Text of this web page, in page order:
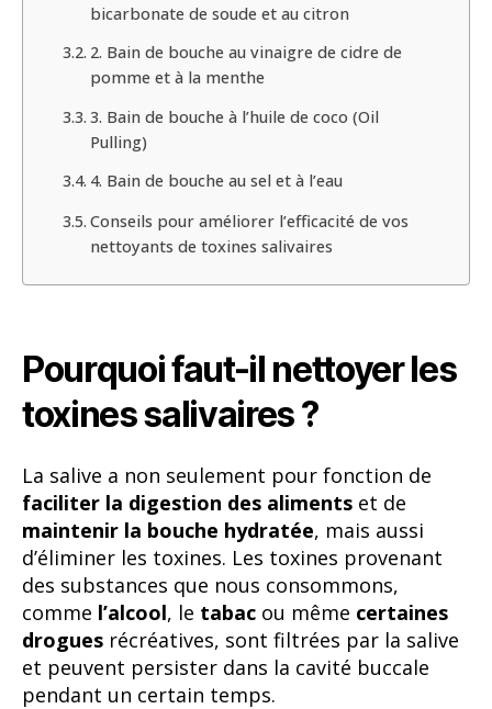
bicarbonate de soude et au citron
2. Bain de bouche au vinaigre de cidre de
pomme et à la menthe
3. Bain de bouche à l’huile de coco (Oil
Pulling)
4. Bain de bouche au sel et à l’eau
Conseils pour améliorer l’efficacité de vos
nettoyants de toxines salivaires
Pourquoi faut-il nettoyer les
toxines salivaires ?
La salive a non seulement pour fonction de
faciliter la digestion des aliments et de
maintenir la bouche hydratée, mais aussi
d’éliminer les toxines. Les toxines provenant
des substances que nous consommons,
comme l’alcool, le tabac ou même certaines
drogues récréatives, sont filtrées par la salive
et peuvent persister dans la cavité buccale
pendant un certain temps.